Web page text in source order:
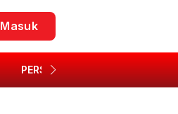
Masuk
PERSONA